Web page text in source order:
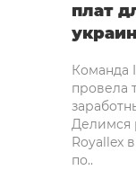
плат
Команда
провела
Делимся
Royallex
по..